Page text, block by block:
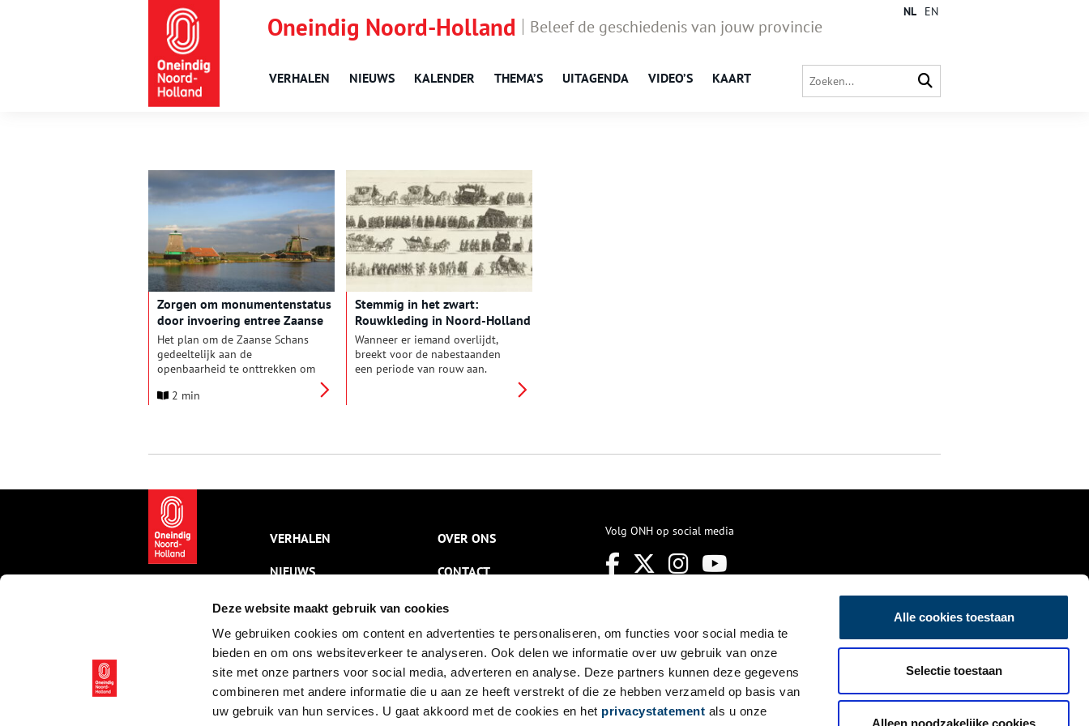
Deze website maakt gebruik van cookies
We gebruiken cookies om content en advertenties te personaliseren, om functies voor social media te
bieden en om ons websiteverkeer te analyseren. Ook delen we informatie over uw gebruik van onze
site met onze partners voor social media, adverteren en analyse. Deze partners kunnen deze gegevens
combineren met andere informatie die u aan ze heeft verstrekt of die ze hebben verzameld op basis van
uw gebruik van hun services. U gaat akkoord met de cookies en het privacystatement als u onze
Alle cookies toestaan
Selectie toestaan
Alleen noodzakelijke cookies
Oneindig Noord-Holland Beleef de geschiedenis van jouw provincie
VERHALEN NIEUWS KALENDER THEMA’S UITAGENDA VIDEO’S KAART
NL EN
Zorgen om monumentenstatus
door invoering entree Zaanse
Schans
Het plan om de Zaanse Schans
gedeeltelijk aan de
openbaarheid te onttrekken om
te maken, stuit op stevige
de monumentenstatus van hun
2 min
Stemmig in het zwart:
Rouwkleding in Noord-Holland
Wanneer er iemand overlijdt,
breekt voor de nabestaanden
een periode van rouw aan.
privéaangelegenheid. Vroeger
voor dat men na een overlijden
moest dragen om de overleden
betuigen.
VERHALEN
NIEUWS
KALENDER
THEMA’S
ACTIVITEITEN
VIDEO’S
OVER ONS
CONTACT
NIEUWSBRIEF
DISCLAIMER
PRIVACY
TOEGANKELIJKHEID
Volg ONH op social media